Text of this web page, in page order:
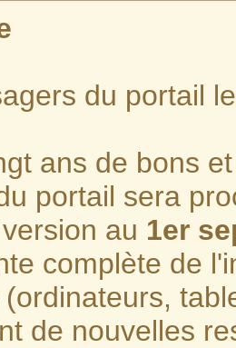
du portail
ans de bons
portail sera
au 1er
complète de
de nouvelles